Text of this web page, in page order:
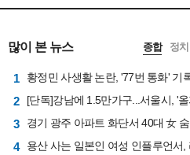
많이 본 뉴스 종합 정치
1
2
3
4